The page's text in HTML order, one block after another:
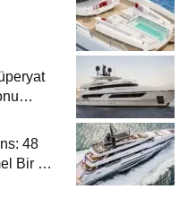
48
Bir Yat